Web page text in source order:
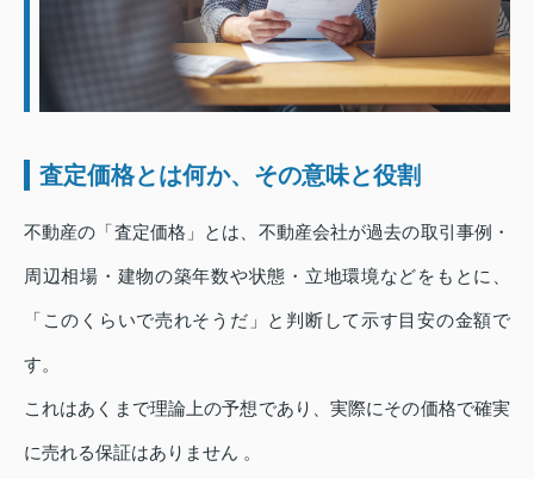
査定価格とは何か、その意味と役割
不動産の「査定価格」とは、不動産会社が過去の取引事例・
周辺相場・建物の築年数や状態・立地環境などをもとに、
「このくらいで売れそうだ」と判断して示す目安の金額で
す。
これはあくまで理論上の予想であり、実際にその価格で確実
に売れる保証はありません 。